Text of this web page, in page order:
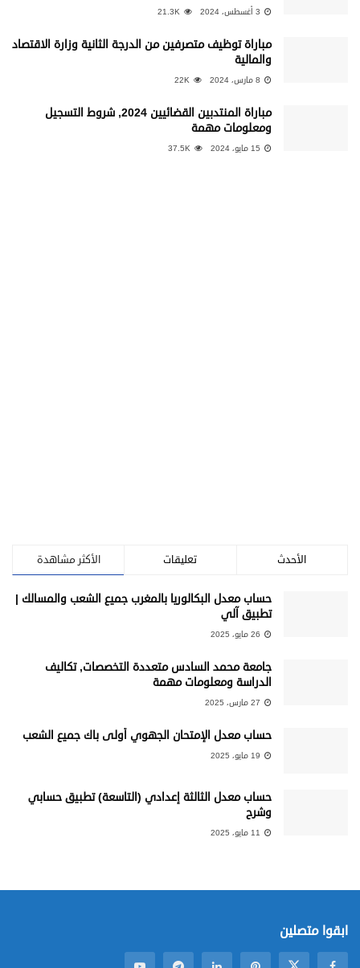
مباراة توظيف متصرفين من الدرجة الثانية وزارة الاقتصاد
والمالية
مباراة المنتدبين القضائيين 2024, شروط التسجيل
ومعلومات مهمة
الأكثر مشاهدة تعليقات الأحدث
حساب معدل البكالوريا بالمغرب جميع الشعب والمسالك |
تطبيق آلي
جامعة محمد السادس متعددة التخصصات, تكاليف
الدراسة ومعلومات مهمة
حساب معدل الإمتحان الجهوي أولى باك جميع الشعب
حساب معدل الثالثة إعدادي (التاسعة) تطبيق حسابي
وشرح
ابقوا متصلين